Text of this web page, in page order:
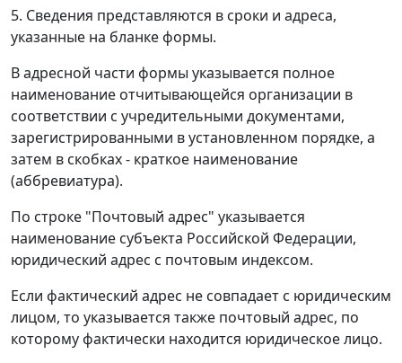
5. Сведения представляются в сроки и адреса,
указанные на бланке формы.
В адресной части формы указывается полное
наименование отчитывающейся организации в
соответствии с учредительными документами,
зарегистрированными в установленном порядке, а
затем в скобках - краткое наименование
(аббревиатура).
По строке "Почтовый адрес" указывается
наименование субъекта Российской Федерации,
юридический адрес с почтовым индексом.
Если фактический адрес не совпадает с юридическим
лицом, то указывается также почтовый адрес, по
которому фактически находится юридическое лицо.